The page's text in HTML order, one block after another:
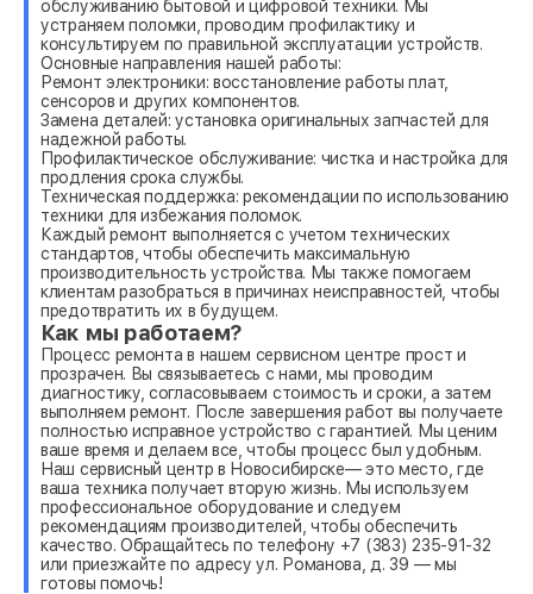
обслуживанию бытовой и цифровой техники. Мы
устраняем поломки, проводим профилактику и
консультируем по правильной эксплуатации устройств.
Основные направления нашей работы:
Ремонт электроники: восстановление работы плат,
сенсоров и других компонентов.
Замена деталей: установка оригинальных запчастей для
надежной работы.
Профилактическое обслуживание: чистка и настройка для
продления срока службы.
Техническая поддержка: рекомендации по использованию
техники для избежания поломок.
Каждый ремонт выполняется с учетом технических
стандартов, чтобы обеспечить максимальную
производительность устройства. Мы также помогаем
клиентам разобраться в причинах неисправностей, чтобы
предотвратить их в будущем.
Как мы работаем?
Процесс ремонта в нашем сервисном центре прост и
прозрачен. Вы связываетесь с нами, мы проводим
диагностику, согласовываем стоимость и сроки, а затем
выполняем ремонт. После завершения работ вы получаете
полностью исправное устройство с гарантией. Мы ценим
ваше время и делаем все, чтобы процесс был удобным.
Наш сервисный центр в Новосибирске— это место, где
ваша техника получает вторую жизнь. Мы используем
профессиональное оборудование и следуем
рекомендациям производителей, чтобы обеспечить
качество. Обращайтесь по телефону +7 (383) 235-91-32
или приезжайте по адресу ул. Романова, д. 39 — мы
готовы помочь!